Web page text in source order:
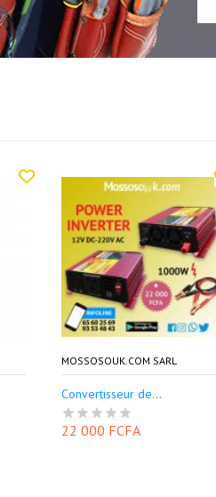
MOSSOSOUK.COM SARL
Convertisseur de...
22 000 FCFA